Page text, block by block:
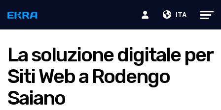
ITA
La soluzione digitale per
Siti Web a Rodengo
Saiano